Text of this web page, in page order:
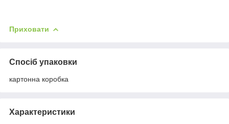
Приховати
Спосіб упаковки
картонна коробка
Характеристики